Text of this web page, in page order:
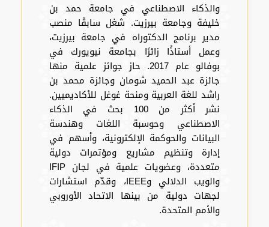
والذكاء الاصطناعي في جامعة حمد بن
خليفة وجامعة بيرزيت. شغل سابقًا منصب
مدير برنامج الدكتوراه في جامعة بيرزيت،
وعمل أستاذًا زائرًا بجامعة نيويورك في
بوفالو عام 2017. حاز جوائز علمية منها
جائزة عبد الحميد شومان وجائزة محمد بن
راشد للغة العربية ومنحة غوغل للأكاديميين.
نشر أكثر من 100 بحث في الذكاء
الاصطناعي وحوسبة اللغات وهندسة
البيانات والحوكمة الإلكترونية، وأسهم في
إدارة وتنظيم مشاريع ومؤتمرات دولية
متعددة، وعضويات علمية في لجان IFIP
والويب الدلالي وIEEE، وقدّم استشارات
لجهات دولية من بينها الاتحاد الأوروبي
والأمم المتحدة.